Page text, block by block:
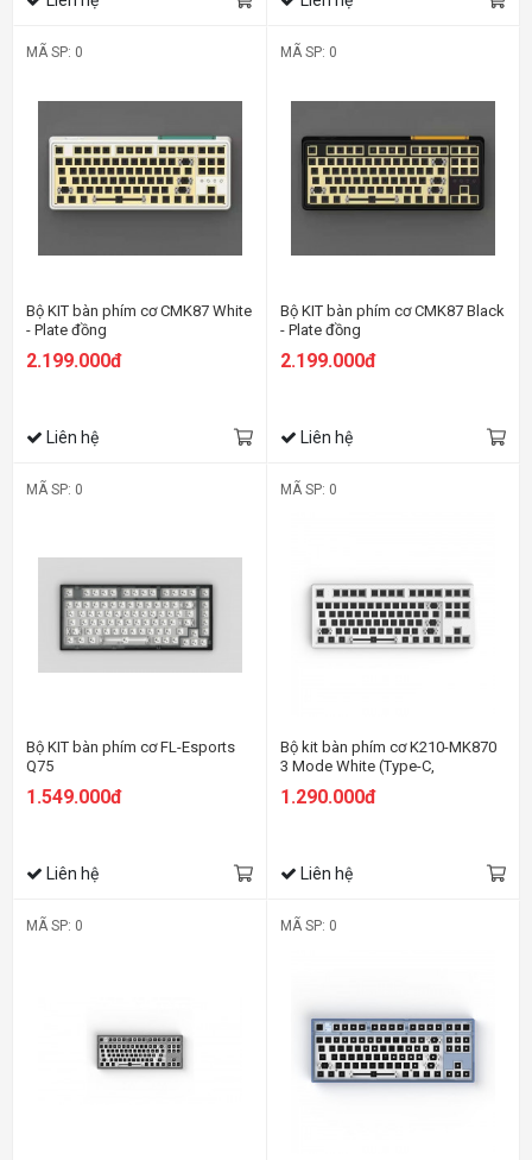
MÃ SP: 0
Bộ KIT bàn phím cơ CMK87 White
- Plate đồng
2.199.000đ
Liên hệ
MÃ SP: 0
Bộ KIT bàn phím cơ CMK87 Black
- Plate đồng
2.199.000đ
Liên hệ
MÃ SP: 0
Bộ KIT bàn phím cơ FL-Esports
Q75
1.549.000đ
Liên hệ
MÃ SP: 0
Bộ kit bàn phím cơ K210-MK870
3 Mode White (Type-C,
Bluetooth, 2.4G)
1.290.000đ
Liên hệ
MÃ SP: 0 MÃ SP: 0